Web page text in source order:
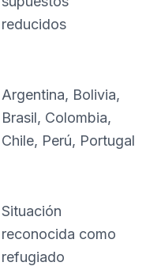
reducidos
Argentina, Bolivia,
Brasil, Colombia,
Chile, Perú, Portugal
Situación
reconocida como
refugiado